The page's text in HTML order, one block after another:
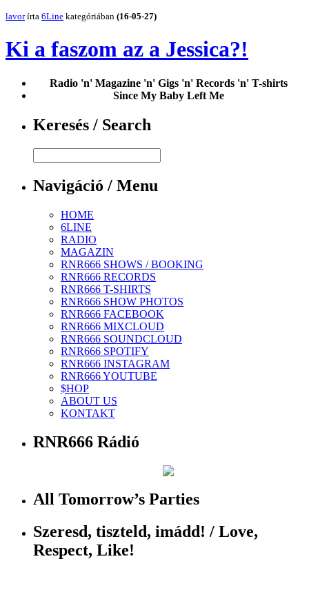
lavorírta 6Line kategóriában (16-05-27)
Ki a faszom az a Jessica?!
Radio 'n' Magazine 'n' Gigs 'n' Records 'n' T-shirts
Since My Baby Left Me
Keresés / Search
Navigáció / Menu
HOME
6LINE
RADIO
MAGAZIN
RNR666 SHOWS / BOOKING
RNR666 RECORDS
RNR666 T-SHIRTS
RNR666 SHOW PHOTOS
RNR666 FACEBOOK
RNR666 MIXCLOUD
RNR666 SOUNDCLOUD
RNR666 SPOTIFY
RNR666 INSTAGRAM
RNR666 YOUTUBE
$HOP
ABOUT US
KONTAKT
RNR666 Rádió
All Tomorrow’s Parties
Szeresd, tiszteld, imádd! / Love,
Respect, Like!